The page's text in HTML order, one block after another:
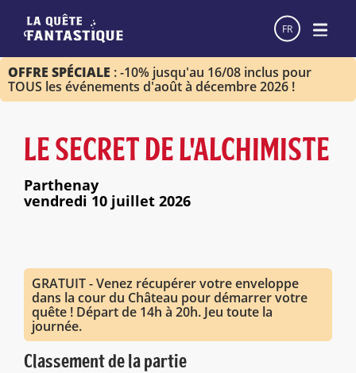
FR
OFFRE SPÉCIALE : -10% jusqu'au 16/08 inclus pour
TOUS les événements d'août à décembre 2026 !
LE SECRET DE L'ALCHIMISTE
Parthenay
vendredi 10 juillet 2026
GRATUIT - Venez récupérer votre enveloppe
dans la cour du Château pour démarrer votre
quête ! Départ de 14h à 20h. Jeu toute la
journée.
Classement de la partie